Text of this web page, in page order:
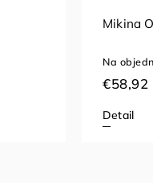
Mikina
Na
€58,92
Detail